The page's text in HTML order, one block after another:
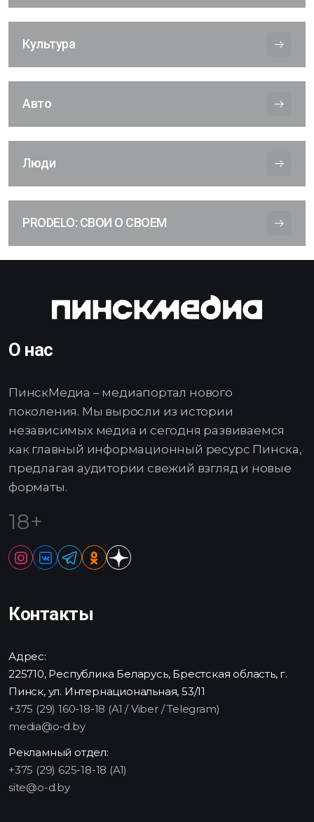
Культура
Авто
Люди
PRODELO: СВОИ О СВОЕМ
О нас
ПинскМедиа – медиапортал нового
поколения. Мы выросли из истории
независимых медиа и сегодня развиваемся
как главный информационный ресурс Пинска,
предлагая аудитории свежий взгляд и новые
форматы.
18+
Контакты
Адрес:
225710, Республика Беларусь, Брестская область, г.
Пинск, ул. Интернациональная, 53/11
+375 (29) 160-18-18 (A1 / Viber / Telegram)
media@o-d.by
Рекламный отдел:
+375 (29) 625-18-18 (A1)
site@o-d.by